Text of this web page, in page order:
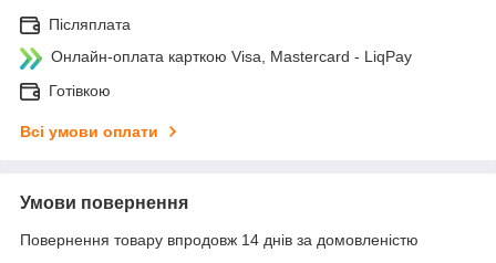
Післяплата
Онлайн-оплата карткою Visa, Mastercard - LiqPay
Готівкою
Всі умови оплати
Умови повернення
Повернення товару впродовж 14 днів за домовленістю